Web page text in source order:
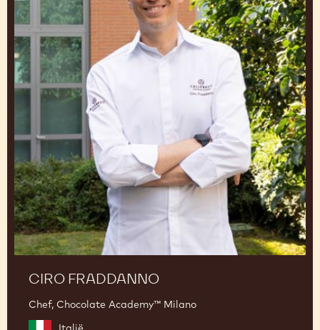
Ambassador Chocolate Academy Benelux
Nederland
Ciro
Fraddanno